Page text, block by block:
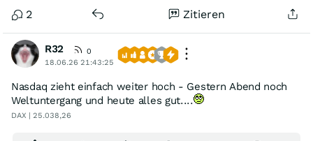
2 Zitieren
R32
0
18.06.26 21:43:25
Nasdaq zieht einfach weiter hoch - Gestern Abend noch
Weltuntergang und heute alles gut....
DAX | 25.038,26